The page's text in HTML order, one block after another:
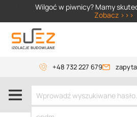
Wilgoć w piwnicy? Mamy
Zobacz >>>
+48 732 227 679